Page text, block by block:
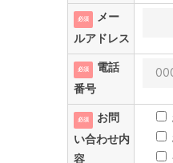
必須
メー
ルアドレス
必須
電話
番号
必須
お問
い合わせ内